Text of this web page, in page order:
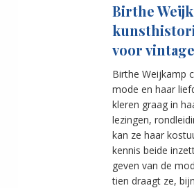
Birthe
voor
Birthe Weijkamp
mode en haar
kleren graag in
lezingen,
kan ze haar
kennis beide
geven van de
tien draagt ze,